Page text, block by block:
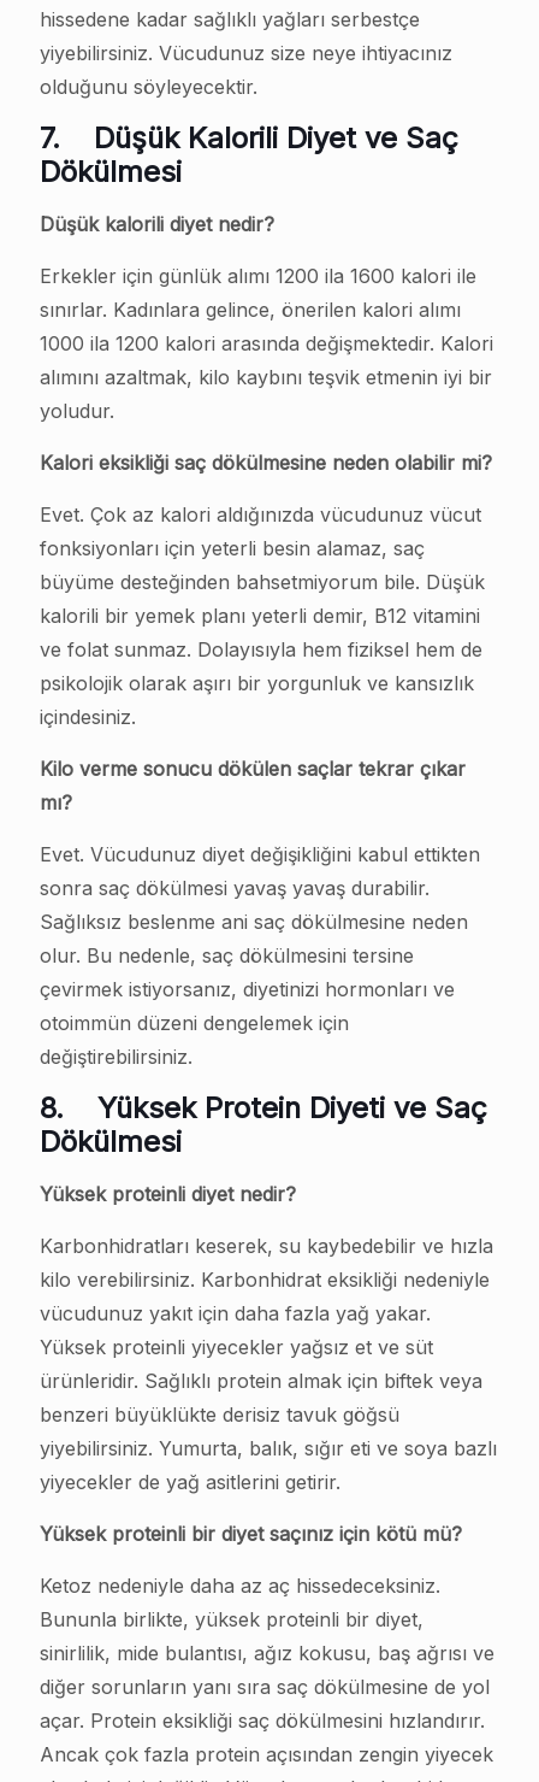
hissedene kadar sağlıklı yağları serbestçe
yiyebilirsiniz. Vücudunuz size neye ihtiyacınız
olduğunu söyleyecektir.
7. Düşük Kalorili Diyet ve Saç
Dökülmesi
Düşük kalorili diyet nedir?
Erkekler için günlük alımı 1200 ila 1600 kalori ile
sınırlar. Kadınlara gelince, önerilen kalori alımı
1000 ila 1200 kalori arasında değişmektedir. Kalori
alımını azaltmak, kilo kaybını teşvik etmenin iyi bir
yoludur.
Kalori eksikliği saç dökülmesine neden olabilir mi?
Evet. Çok az kalori aldığınızda vücudunuz vücut
fonksiyonları için yeterli besin alamaz, saç
büyüme desteğinden bahsetmiyorum bile. Düşük
kalorili bir yemek planı yeterli demir, B12 vitamini
ve folat sunmaz. Dolayısıyla hem fiziksel hem de
psikolojik olarak aşırı bir yorgunluk ve kansızlık
içindesiniz.
Kilo verme sonucu dökülen saçlar tekrar çıkar
mı?
Evet. Vücudunuz diyet değişikliğini kabul ettikten
sonra saç dökülmesi yavaş yavaş durabilir.
Sağlıksız beslenme ani saç dökülmesine neden
olur. Bu nedenle, saç dökülmesini tersine
çevirmek istiyorsanız, diyetinizi hormonları ve
otoimmün düzeni dengelemek için
değiştirebilirsiniz.
8. Yüksek Protein Diyeti ve Saç
Dökülmesi
Yüksek proteinli diyet nedir?
Karbonhidratları keserek, su kaybedebilir ve hızla
kilo verebilirsiniz. Karbonhidrat eksikliği nedeniyle
vücudunuz yakıt için daha fazla yağ yakar.
Yüksek proteinli yiyecekler yağsız et ve süt
ürünleridir. Sağlıklı protein almak için biftek veya
benzeri büyüklükte derisiz tavuk göğsü
yiyebilirsiniz. Yumurta, balık, sığır eti ve soya bazlı
yiyecekler de yağ asitlerini getirir.
Yüksek proteinli bir diyet saçınız için kötü mü?
Ketoz nedeniyle daha az aç hissedeceksiniz.
Bununla birlikte, yüksek proteinli bir diyet,
sinirlilik, mide bulantısı, ağız kokusu, baş ağrısı ve
diğer sorunların yanı sıra saç dökülmesine de yol
açar. Protein eksikliği saç dökülmesini hızlandırır.
Ancak çok fazla protein açısından zengin yiyecek